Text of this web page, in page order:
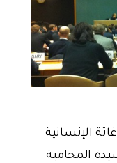
الإنسانية
المحامية